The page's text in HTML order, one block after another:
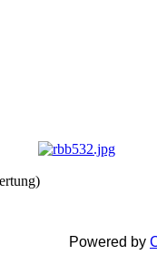
Powered by